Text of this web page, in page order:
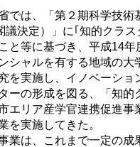
では、「第２期科学技術
議決定）」に｢知的クラス
と等に基づき、平成14
シャルを有する地域の大
を実施し、イノベーショ
ーの形成を図る、「知的
エリア産学官連携促進事
を実施してきた。
業は、これまで一定の成